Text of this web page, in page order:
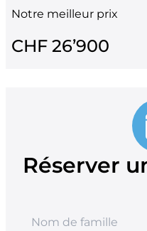
Notre meilleur prix
CHF 26’900
Réserver